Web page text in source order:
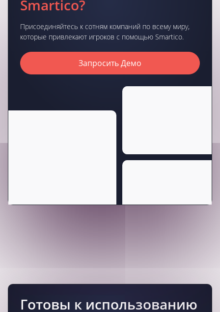
Smartico?
Присоединяйтесь к сотням компаний по всему миру,
которые привлекают игроков с помощью Smartico.
Запросить Демо
Готовы к использованию